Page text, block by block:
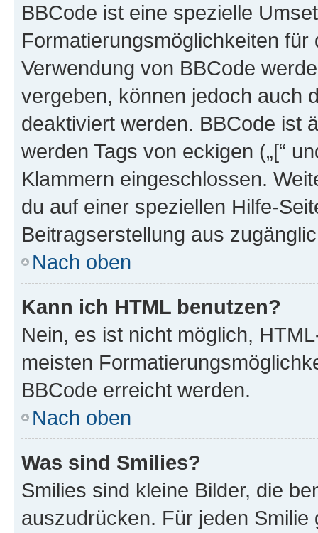
BBCode ist eine spezielle
Formatierungsmöglichkeiten
Verwendung von BBCode
vergeben, können jedoch auch
deaktiviert werden. BBCode ist
werden Tags von eckigen („[“
Klammern eingeschlossen.
du auf einer speziellen Hilfe-
Beitragserstellung aus
Nach oben
Kann ich HTML benutzen?
Nein, es ist nicht möglich,
meisten
BBCode erreicht werden.
Nach oben
Was sind Smilies?
Smilies sind kleine Bilder, die
auszudrücken. Für jeden